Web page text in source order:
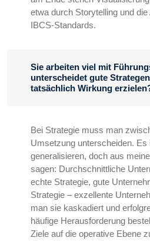
etwa durch Storytelling und
IBCS-Standards.
Sie arbeiten viel mit
unterscheidet gute
tatsächlich Wirkung
Bei Strategie muss man
Umsetzung unterscheiden.
generalisieren, doch aus
sagen: Durchschnittliche
echte Strategie, gute
Strategie – exzellente
man sie kaskadiert und
häufige Herausforderung
Ziele auf die operative Ebene